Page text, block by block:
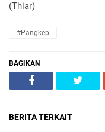
(Thiar)
#Pangkep
BAGIKAN
BERITA TERKAIT